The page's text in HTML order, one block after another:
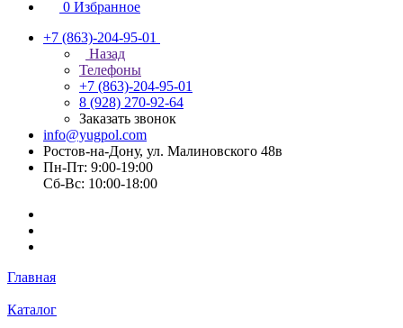
0 Избранное
+7 (863)-204-95-01
Назад
Телефоны
+7 (863)-204-95-01
8 (928) 270-92-64
Заказать звонок
info@yugpol.com
Ростов-на-Дону, ул. Малиновского 48в
Пн-Пт: 9:00-19:00
Cб-Вс: 10:00-18:00
Главная
Каталог